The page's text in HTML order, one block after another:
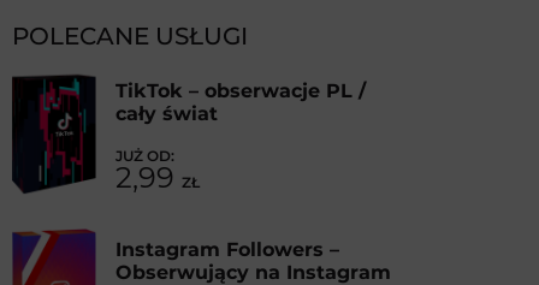
POLECANE USŁUGI
TikTok – obserwacje PL /
cały świat
2,99 ZŁ
Instagram Followers –
Obserwujący na Instagram